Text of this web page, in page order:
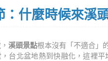
：什麼時候來溪
溪頭景點根本沒有「不適合」
，台北盆地熱到快融化，這裡